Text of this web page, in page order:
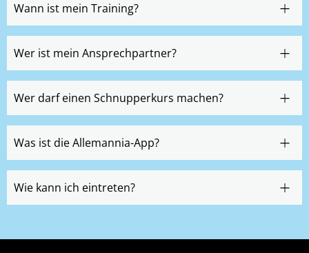
Wann ist mein Training?
Wer ist mein Ansprechpartner?
Wer darf einen Schnupperkurs machen?
Was ist die Allemannia-App?
Wie kann ich eintreten?